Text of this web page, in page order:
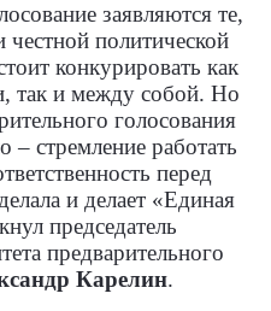
заявляются те,
честной политической
конкурировать как
так и между собой. Но
голосования
– стремление работать
перед
и делает «Единая
председатель
предварительного
Карелин.